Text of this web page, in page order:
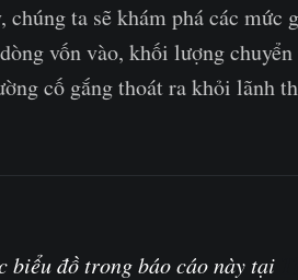
chúng ta sẽ khám phá các
vốn vào, khối lượng
cố gắng thoát ra khỏi lãnh
biểu đồ trong báo cáo này tại